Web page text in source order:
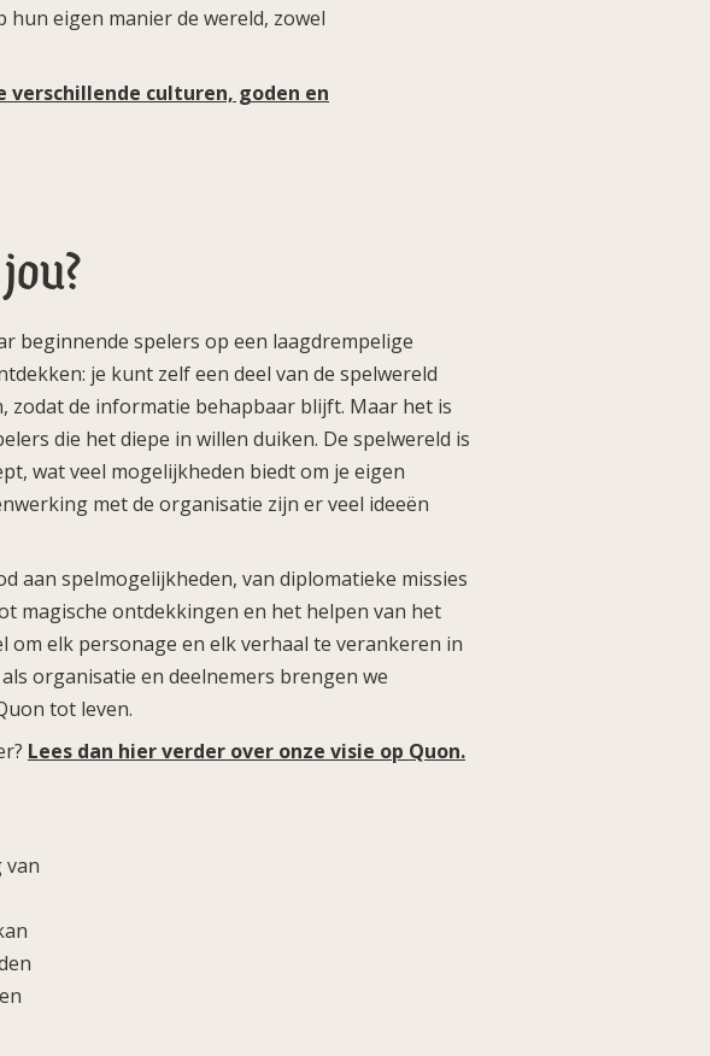
eigen manier de wereld, zowel
verschillende culturen, goden en
beginnende spelers op een laagdrempelige
je kunt zelf een deel van de spelwereld
zodat de informatie behapbaar blijft. Maar het is
die het diepe in willen duiken. De spelwereld is
wat veel mogelijkheden biedt om je eigen
met de organisatie zijn er veel ideeën
aan spelmogelijkheden, van diplomatieke missies
magische ontdekkingen en het helpen van het
om elk personage en elk verhaal te verankeren in
organisatie en deelnemers brengen we
tot leven.
Lees dan hier verder over onze visie op Quon.
van